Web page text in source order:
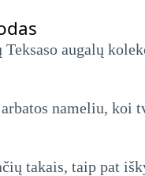
augalų
nameliu,
takais, taip pat